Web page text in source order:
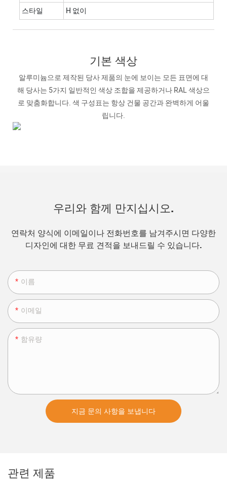
스타일
H 없이
기본 색상
알루미늄으로 제작된 당사 제품의 눈에 보이는 모든 표면에 대
해 당사는 5가지 일반적인 색상 조합을 제공하거나 RAL 색상으
로 맞춤화합니다. 색 구성표는 항상 건물 공간과 완벽하게 어울
립니다.
우리와 함께 만지십시오.
연락처 양식에 이메일이나 전화번호를 남겨주시면 다양한
디자인에 대한 무료 견적을 보내드릴 수 있습니다.
이름
이메일
함유량
지금 문의 사항을 보냅니다
관련 제품